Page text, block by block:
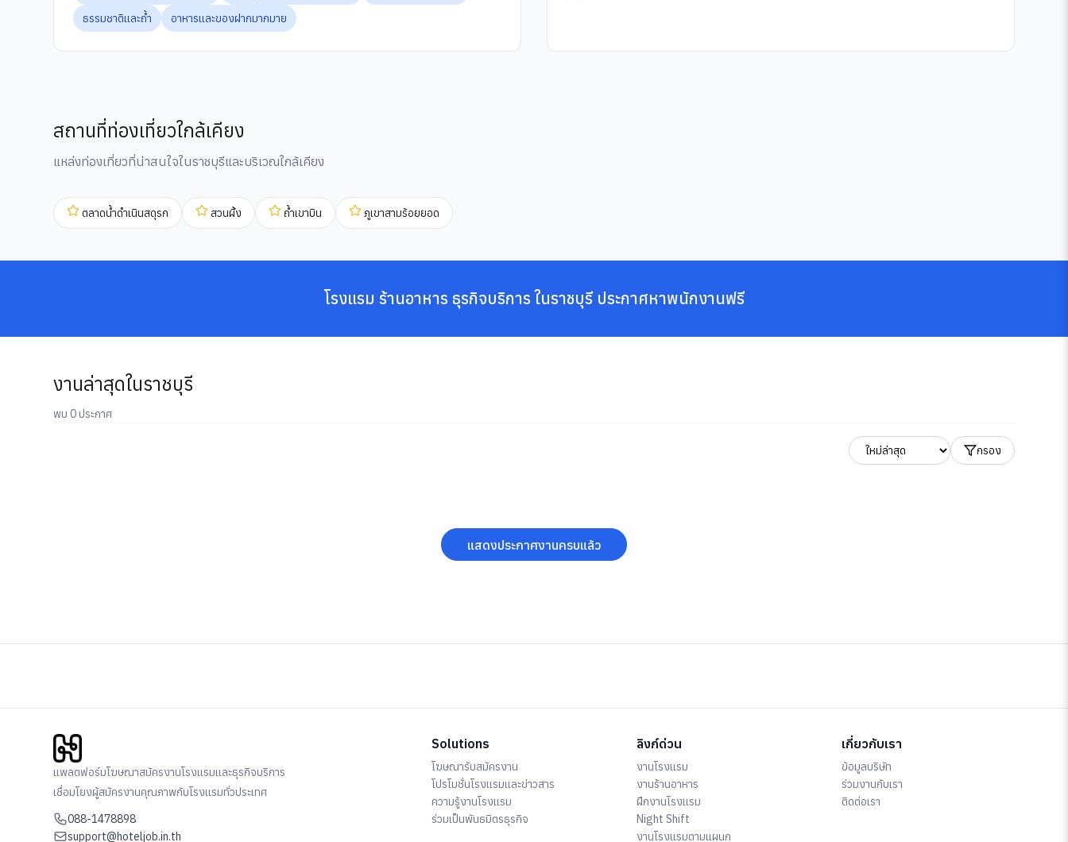
ธรรมชาติและถ้ำ
อาหารและของฝากมากมาย
สถานที่ท่องเที่ยวใกล้เคียง
แหล่งท่องเที่ยวที่น่าสนใจในราชบุรีและบริเวณใกล้เคียง
ตลาดน้ำดำเนินสดุรก สวนผึ้ง ถ้ำเขาบิน ภูเขาสามร้อยยอด
โรงแรม ร้านอาหาร ธุรกิจบริการ ในราชบุรี ประกาศหาพนักงานฟรี
งานล่าสุดในราชบุรี
พบ 0 ประกาศ
กรอง
แสดงประกาศงานครบแล้ว
แพลตฟอร์มโฆษณาสมัครงานโรงแรมและธุรกิจบริการ
เชื่อมโยงผู้สมัครงานคุณภาพกับโรงแรมทั่วประเทศ
088-1478898
support@hoteljob.in.th
Solutions
โฆษณารับสมัครงาน
โปรโมชั่นโรงแรมและข่าวสาร
ความรู้งานโรงแรม
ร่วมเป็นพันธมิตรธุรกิจ
ลิงก์ด่วน
งานโรงแรม
งานร้านอาหาร
ฝึกงานโรงแรม
Night Shift
งานโรงแรมตามแผนก
เกี่ยวกับเรา
ข้อมูลบริษัท
ร่วมงานกับเรา
ติดต่อเรา